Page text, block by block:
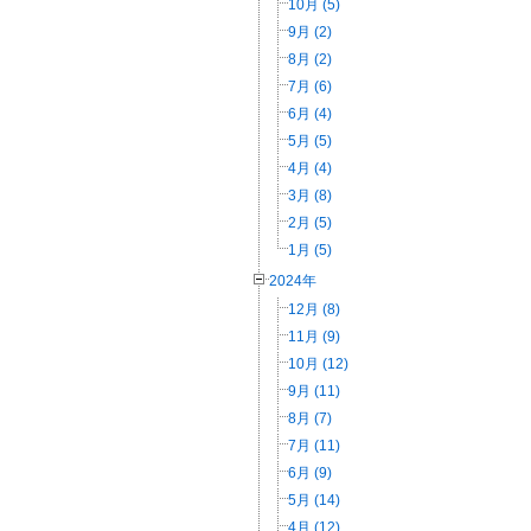
10月 (5)
9月 (2)
8月 (2)
7月 (6)
6月 (4)
5月 (5)
4月 (4)
3月 (8)
2月 (5)
1月 (5)
2024年
12月 (8)
11月 (9)
10月 (12)
9月 (11)
8月 (7)
7月 (11)
6月 (9)
5月 (14)
4月 (12)